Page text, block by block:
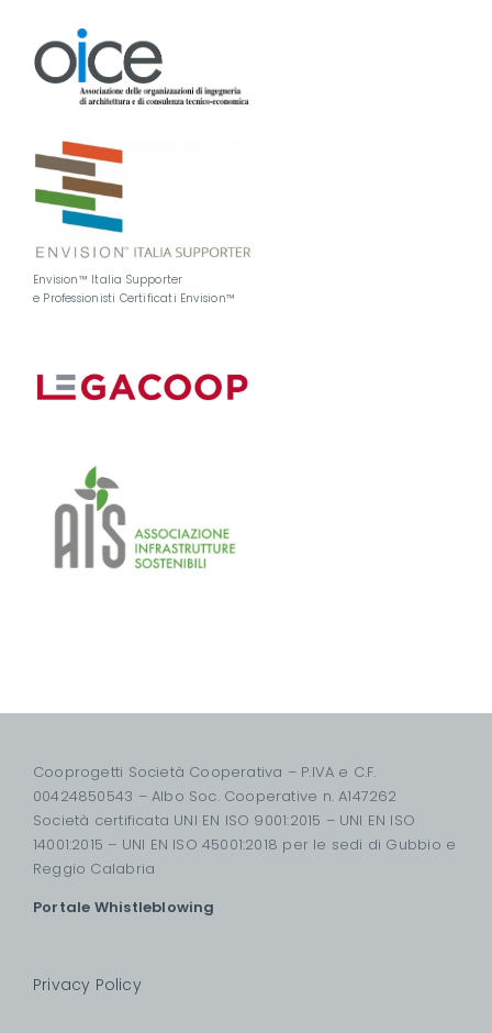
Envision™ Italia Supporter
e Professionisti Certificati Envision™
Cooprogetti Società Cooperativa – P.IVA e C.F.
00424850543 – Albo Soc. Cooperative n. A147262
Società certificata UNI EN ISO 9001:2015 – UNI EN ISO
14001:2015 – UNI EN ISO 45001:2018 per le sedi di Gubbio e
Reggio Calabria
Portale Whistleblowing
Privacy Policy